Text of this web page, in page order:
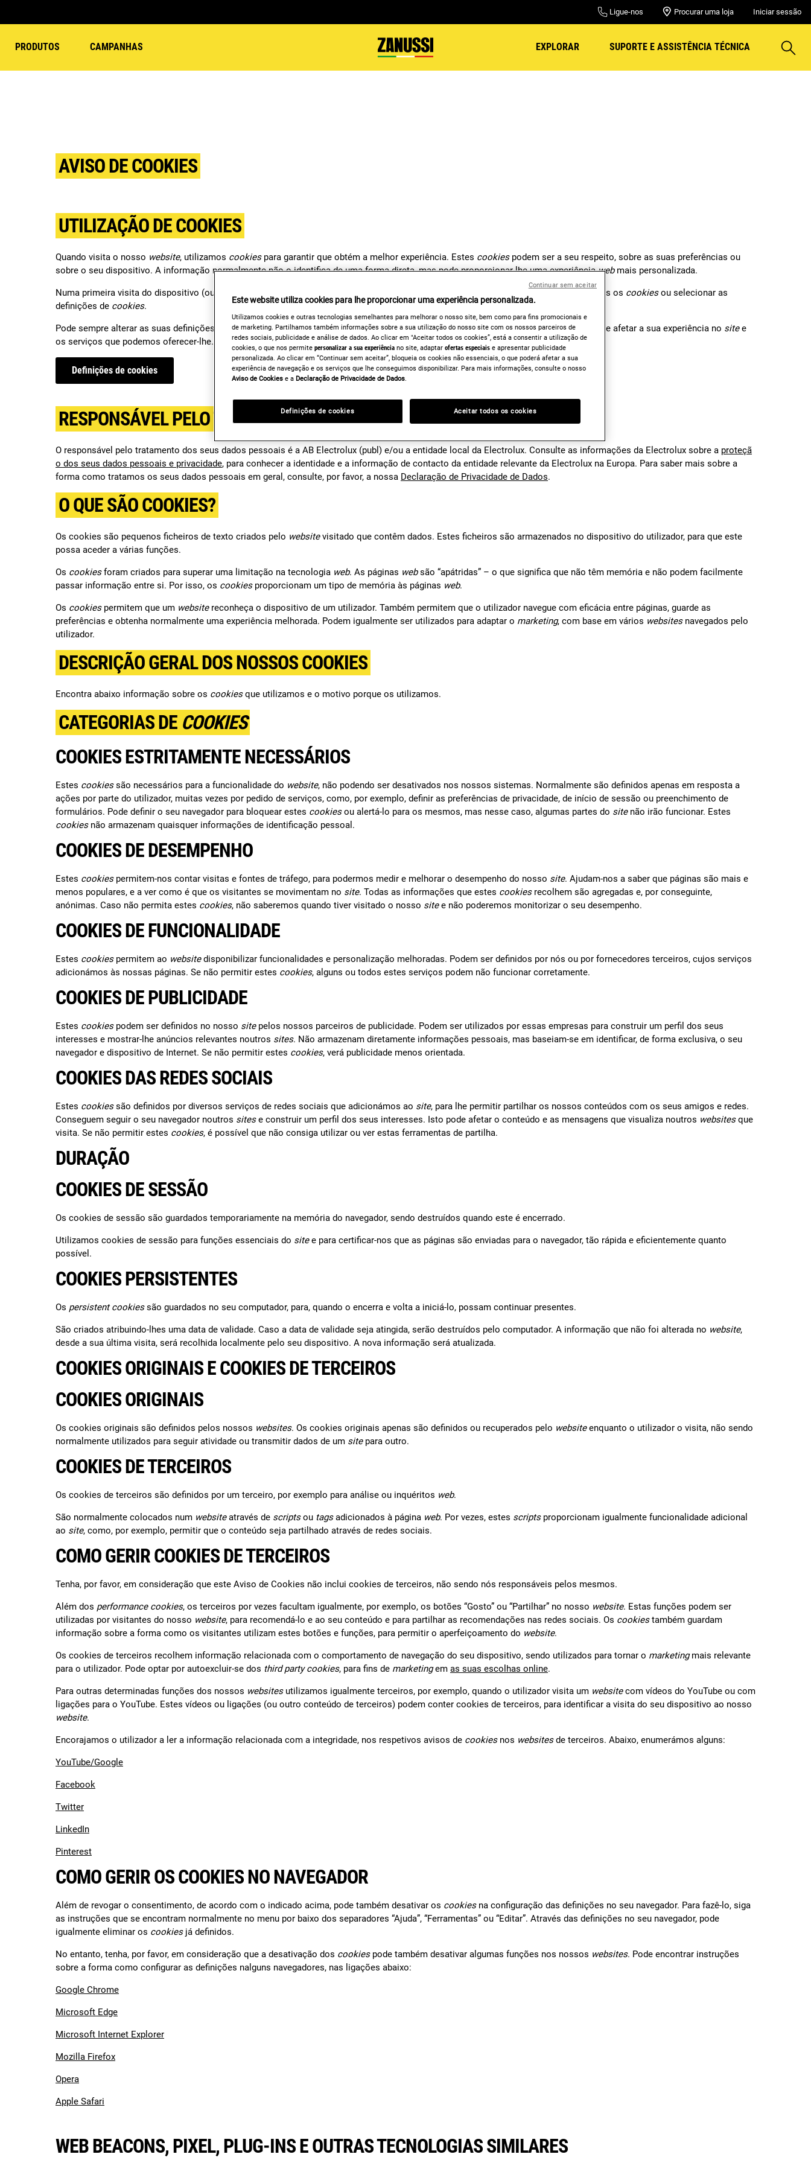
Ligue-nos Procurar uma loja Iniciar sessão
PRODUTOS CAMPANHAS EXPLORAR SUPORTE E ASSISTÊNCIA TÉCNICA
AVISO DE COOKIES
UTILIZAÇÃO DE COOKIES
Quando visita o nosso website, utilizamos cookies para garantir que obtém a melhor experiência. Estes cookies podem ser a seu respeito, sobre as suas preferências ou
sobre o seu dispositivo. A informação normalmente não o identifica de uma forma direta, mas pode proporcionar-lhe uma experiênciaweb mais personalizada.
Numa primeira visita do dispositivo (ou seja, computador, ), aparece uma banda publicitária onde pode aceitar todos os cookiesou selecionar as
definições de cookies.
Pode sempre alterar as suas definições de cookies através do centro de preferências.No entanto, bloquear alguns tipos decookies pode afetar a sua experiência no sitee
os serviços que podemos oferecer-lhe.
Definições de cookies
RESPONSÁVEL PELO TRATAMENTO DE DADOS
O responsável pelo tratamento dos seus dados pessoais é a AB Electrolux (publ) e/ou a entidade local da Electrolux. Consulte as informações da Electrolux sobre a proteçã
o dos seus dados pessoais e privacidade, para conhecer a identidade e a informação de contacto da entidade relevante da Electrolux na Europa. Para saber mais sobre a
forma como tratamos os seus dados pessoais em geral, consulte, por favor, a nossa Declaração de Privacidade de Dados.
O QUE SÃO COOKIES?
Os cookies são pequenos ficheiros de texto criados pelo websitevisitado que contêm dados. Estes ficheiros são armazenados no dispositivo do utilizador, para que este
possa aceder a várias funções.
Os cookiesforam criados para superar uma limitação na tecnologia web. As páginas websão “apátridas” – o que significa que não têm memória e não podem facilmente
passar informação entre si. Por isso, os cookies proporcionam um tipo de memória às páginas web.
Os cookies permitem que um website reconheça o dispositivo de um utilizador. Também permitem que o utilizador navegue com eficácia entre páginas, guarde as
preferências e obtenha normalmente uma experiência melhorada. Podem igualmente ser utilizados para adaptar o marketing, com base em vários websites navegados pelo
utilizador.
DESCRIÇÃO GERAL DOS NOSSOS COOKIES
Encontra abaixo informação sobre os cookiesque utilizamos e o motivo porque os utilizamos.
CATEGORIAS DE COOKIES
COOKIES ESTRITAMENTE NECESSÁRIOS
Estes cookiessão necessários para a funcionalidade do website, não podendo ser desativados nos nossos sistemas. Normalmente são definidos apenas em resposta a
ações por parte do utilizador, muitas vezes por pedido de serviços, como, por exemplo, definir as preferências de privacidade, de início de sessão ou preenchimento de
formulários. Pode definir o seu navegador para bloquear estes cookiesou alertá-lo para os mesmos, mas nesse caso, algumas partes do sitenão irão funcionar. Estes
cookiesnão armazenam quaisquer informações de identificação pessoal.
COOKIES DE DESEMPENHO
Estes cookiespermitem-nos contar visitas e fontes de tráfego, para podermos medir e melhorar o desempenho do nosso site. Ajudam-nos a saber que páginas são mais e
menos populares, e a ver como é que os visitantes se movimentam no site. Todas as informações que estes cookiesrecolhem são agregadas e, por conseguinte,
anónimas. Caso não permita estes cookies, não saberemos quando tiver visitado o nosso sitee não poderemos monitorizar o seu desempenho.
COOKIES DE FUNCIONALIDADE
Estes cookiespermitem ao websitedisponibilizar funcionalidades e personalização melhoradas. Podem ser definidos por nós ou por fornecedores terceiros, cujos serviços
adicionámos às nossas páginas. Se não permitir estes cookies, alguns ou todos estes serviços podem não funcionar corretamente.
COOKIES DE PUBLICIDADE
Estes cookies podem ser definidos no nosso site pelos nossos parceiros de publicidade. Podem ser utilizados por essas empresas para construir um perfil dos seus
interesses e mostrar-lhe anúncios relevantes noutros sites. Não armazenam diretamente informações pessoais, mas baseiam-se em identificar, de forma exclusiva, o seu
navegador e dispositivo de Internet. Se não permitir estes cookies, verá publicidade menos orientada.
COOKIES DAS REDES SOCIAIS
Estes cookiessão definidos por diversos serviços de redes sociais que adicionámos ao site, para lhe permitir partilhar os nossos conteúdos com os seus amigos e redes.
Conseguem seguir o seu navegador noutros sitese construir um perfil dos seus interesses. Isto pode afetar o conteúdo e as mensagens que visualiza noutros websitesque
visita. Se não permitir estes cookies, é possível que não consiga utilizar ou ver estas ferramentas de partilha.
DURAÇÃO
COOKIES DE SESSÃO
Os cookies de sessão são guardados temporariamente na memória do navegador, sendo destruídos quando este é encerrado.
Utilizamos cookies de sessão para funções essenciais do sitee para certificar-nos que as páginas são enviadas para o navegador, tão rápida e eficientemente quanto
possível.
COOKIES PERSISTENTES
Os persistent cookiessão guardados no seu computador, para, quando o encerra e volta a iniciá-lo, possam continuar presentes.
São criados atribuindo-lhes uma data de validade. Caso a data de validade seja atingida, serão destruídos pelo computador. A informação que não foi alterada no website,
desde a sua última visita, será recolhida localmente pelo seu dispositivo. A nova informação será atualizada.
COOKIES ORIGINAIS E COOKIES DE TERCEIROS
COOKIES ORIGINAIS
Os cookies originais são definidos pelos nossos websites. Os cookies originais apenas são definidos ou recuperados pelo websiteenquanto o utilizador o visita, não sendo
normalmente utilizados para seguir atividade ou transmitir dados de um site para outro.
COOKIES DE TERCEIROS
Os cookies de terceiros são definidos por um terceiro, por exemplo para análise ou inquéritos web.
São normalmente colocados num websiteatravés de scriptsou tagsadicionados à página web. Por vezes, estes scriptsproporcionam igualmente funcionalidade adicional
ao site, como, por exemplo, permitir que o conteúdo seja partilhado através de redes sociais.
COMO GERIR COOKIES DE TERCEIROS
Tenha, por favor, em consideração que este Aviso de Cookies não inclui cookies de terceiros, não sendo nós responsáveis pelos mesmos.
Além dos performance cookies, os terceiros por vezes facultam igualmente, por exemplo, os botões “Gosto” ou “Partilhar” no nosso website. Estas funções podem ser
utilizadas por visitantes do nosso website, para recomendá-lo e ao seu conteúdo e para partilhar as recomendações nas redes sociais. Os cookiestambém guardam
informação sobre a forma como os visitantes utilizam estes botões e funções, para permitir o aperfeiçoamento do website.
Os cookies de terceiros recolhem informação relacionada com o comportamento de navegação do seu dispositivo, sendo utilizados para tornar o marketingmais relevante
para o utilizador. Pode optar por autoexcluir-se dos third party cookies, para fins de marketingem as suas escolhas online.
Para outras determinadas funções dos nossos websites utilizamos igualmente terceiros, por exemplo, quando o utilizador visita um websitecom vídeos do YouTube ou com
ligações para o YouTube. Estes vídeos ou ligações (ou outro conteúdo de terceiros) podem conter cookies de terceiros, para identificar a visita do seu dispositivo ao nosso
website.
Encorajamos o utilizador a ler a informação relacionada com a integridade, nos respetivos avisos de cookies nos websitesde terceiros. Abaixo, enumerámos alguns:
YouTube/Google
Facebook
Twitter
LinkedIn
Pinterest
COMO GERIR OS COOKIES NO NAVEGADOR
Além de revogar o consentimento, de acordo com o indicado acima, pode também desativar os cookies na configuração das definições no seu navegador. Para fazê-lo, siga
as instruções que se encontram normalmente no menu por baixo dos separadores “Ajuda”, “Ferramentas” ou “Editar”. Através das definições no seu navegador, pode
igualmente eliminar os cookies já definidos.
No entanto, tenha, por favor, em consideração que a desativação dos cookies pode também desativar algumas funções nos nossos websites. Pode encontrar instruções
sobre a forma como configurar as definições nalguns navegadores, nas ligações abaixo:
Google Chrome
Microsoft Edge
Microsoft Internet Explorer
Mozilla Firefox
Opera
Apple Safari
WEB BEACONS, PIXEL, PLUG-INS E OUTRAS TECNOLOGIAS SIMILARES
Este website utiliza cookies para lhe proporcionar uma experiência personalizada.
Utilizamos cookies e outras tecnologias semelhantes para melhorar o nosso site, bem como para fins promocionais e
de marketing. Partilhamos também informações sobre a sua utilização do nosso site com os nossos parceiros de
redes sociais, publicidade e análise de dados. Ao clicar em "Aceitar todos os cookies”, está a consentir a utilização de
cookies, o que nos permite personalizar a sua experiência no site, adaptar ofertas especiais e apresentar publicidade
personalizada. Ao clicar em “Continuar sem aceitar”, bloqueia os cookies não essenciais, o que poderá afetar a sua
experiência de navegação e os serviços que lhe conseguimos disponibilizar. Para mais informações, consulte o nosso
Aviso de Cookies e a Declaração de Privacidade de Dados.
Definições de cookies Aceitar todos os cookies
Continuar sem aceitar